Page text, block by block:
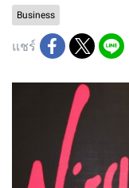
Business
แชร์